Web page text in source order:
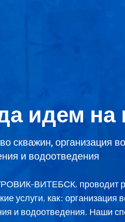
идем на
скважин, организация
и водоотведения
ВИТЕБСК, проводит
услуги, как:
и водоотведения. Наши